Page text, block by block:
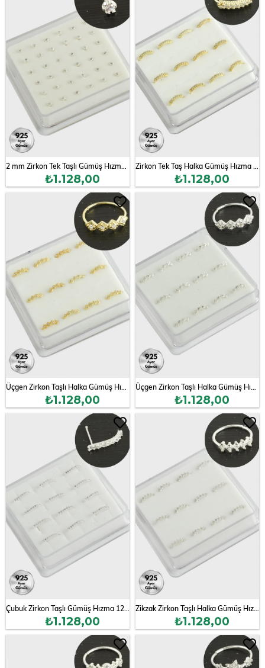
₺1.128,00 ₺1.128,00
₺1.128,00 ₺1.128,00
₺1.128,00 ₺1.128,00